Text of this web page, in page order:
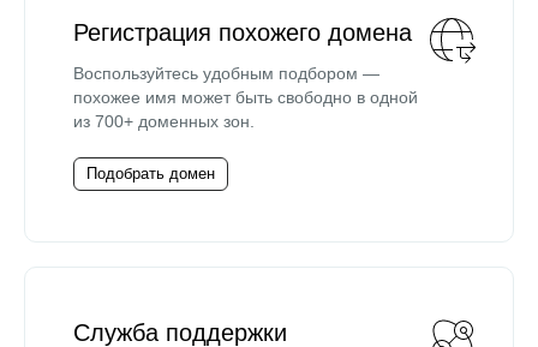
Регистрация похожего домена
Воспользуйтесь удобным подбором —
похожее имя может быть свободно в одной
из 700+ доменных зон.
Подобрать домен
Служба поддержки